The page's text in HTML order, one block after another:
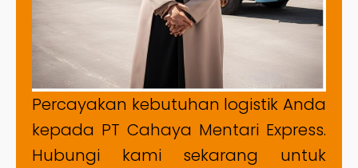
Percayakan kebutuhan logistik Anda
kepada PT Cahaya Mentari Express.
Hubungi kami sekarang untuk